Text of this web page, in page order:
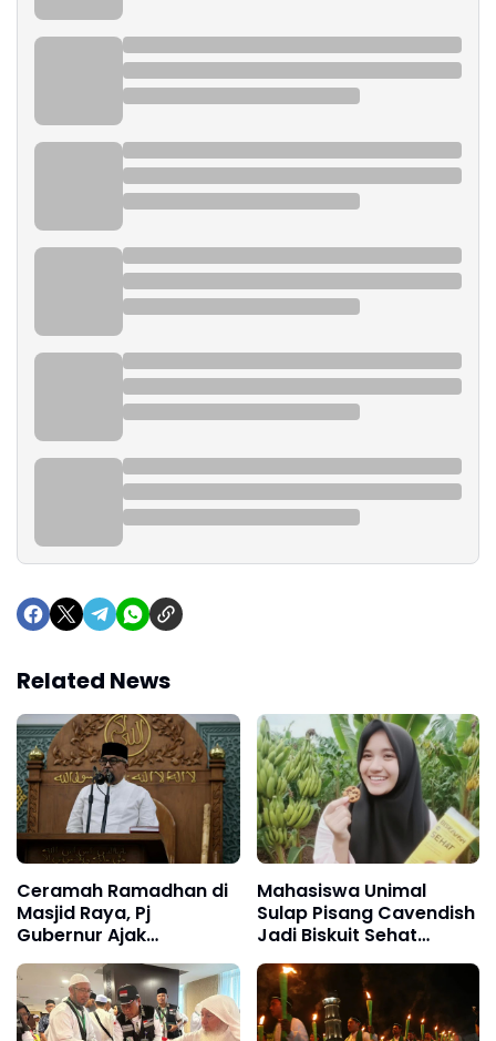
Related News
Ceramah Ramadhan di
Masjid Raya, Pj
Gubernur Ajak
Masyarakat Aceh
Bersatu
Mahasiswa Unimal
Sulap Pisang Cavendish
Jadi Biskuit Sehat
“Biskavish”